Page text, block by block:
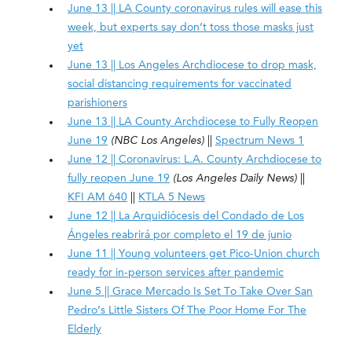
June 13 || LA County coronavirus rules will ease this
week, but experts say don’t toss those masks just
yet
June 13 || Los Angeles Archdiocese to drop mask,
social distancing requirements for vaccinated
parishioners
June 13 || LA County Archdiocese to Fully Reopen
June 19 (NBC Los Angeles) ||Spectrum News 1
June 12 || Coronavirus: L.A. County Archdiocese to
fully reopen June 19 (Los Angeles Daily News)
KFI AM 640
KTLA 5 News
June 12 || La Arquidiócesis del Condado de Los
Ángeles reabrirá por completo el 19 de junio
June 11 || Young volunteers get Pico-Union church
ready for in-person services after pandemic
June 5 || Grace Mercado Is Set To Take Over San
Pedro’s Little Sisters Of The Poor Home For The
Elderly